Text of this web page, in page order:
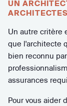
UN
ARCHITECTES
Un autre critère
que l'architecte
bien reconnu
assurances
Pour vous aider